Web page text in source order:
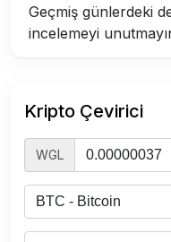
Geçmiş günlerdeki
incelemeyi
Kripto Çevirici
WGL